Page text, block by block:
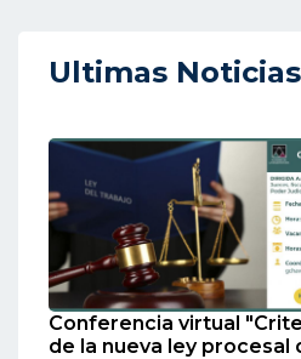
Ultimas Noticias
Conferencia virtual
de la nueva ley procesal